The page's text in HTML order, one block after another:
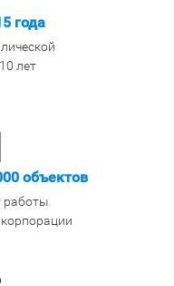
года
лет
объектов
работы